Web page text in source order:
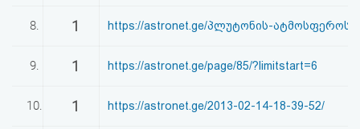
8. 1 https://astronet.ge/პლუტონის-ატმოსფეროს-
9. 1 https://astronet.ge/page/85/?limitstart=6
10. 1 https://astronet.ge/2013-02-14-18-39-52/